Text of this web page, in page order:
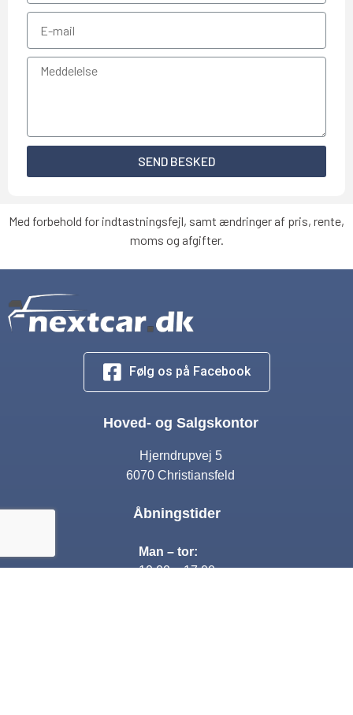
SEND BESKED
Med forbehold for indtastningsfejl, samt ændringer af pris, rente,
moms og afgifter.
Følg os på Facebook
Hoved- og Salgskontor
Hjerndrupvej 5
6070 Christiansfeld
Åbningstider
Man – tor:
10:00 – 17:00